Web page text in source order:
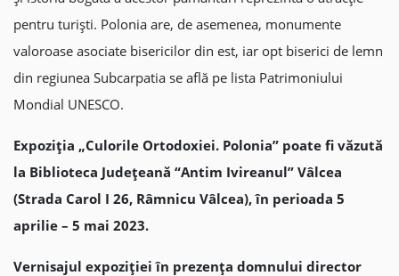
pentru turiști. Polonia are, de asemenea, monumente
valoroase asociate bisericilor din est, iar opt biserici de lemn
din regiunea Subcarpatia se află pe lista Patrimoniului
Mondial UNESCO.
Expoziția „Culorile Ortodoxiei. Polonia” poate fi văzută
la Biblioteca Județeană “Antim Ivireanul” Vâlcea
(Strada Carol I 26, Râmnicu Vâlcea), în perioada 5
aprilie – 5 mai 2023.
Vernisajul expoziției în prezența domnului director